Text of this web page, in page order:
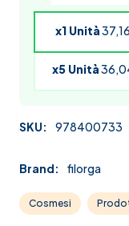
x1 Unità
x5 Unità
SKU: 978400733
Brand:
filorga
Cosmesi